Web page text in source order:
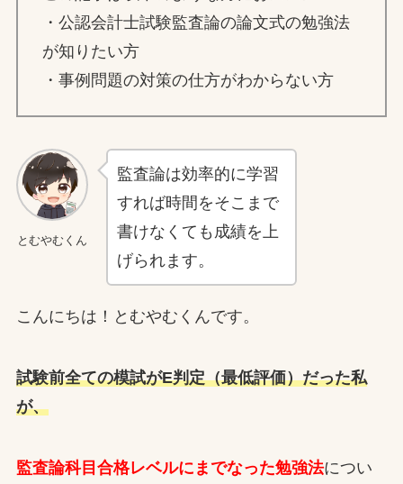
・公認会計士試験監査論の論文式の勉強法
が知りたい方
・事例問題の対策の仕方がわからない方
とむやむくん
監査論は効率的に学習
すれば時間をそこまで
書けなくても成績を上
げられます。
こんにちは！とむやむくんです。
試験前全ての模試がE判定（最低評価）だった私
が、
監査論科目合格レベルにまでなった勉強法につい